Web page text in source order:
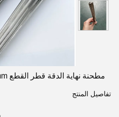
مطحنة نهاية الدقة قطر القطع 20mm 38-200mm الطول العام
تفاصيل المنتج